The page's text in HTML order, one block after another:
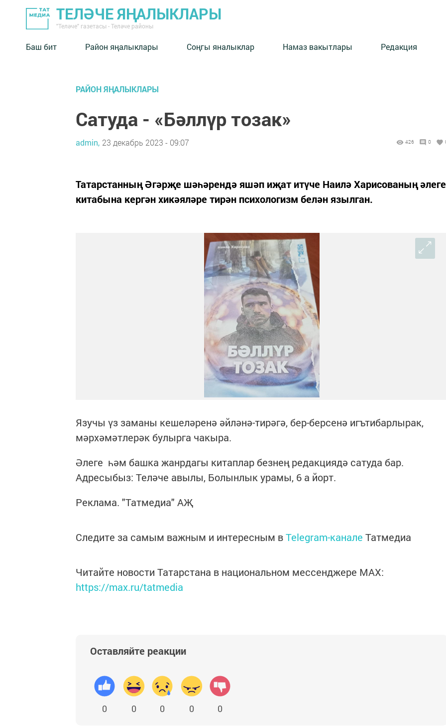
ТЕЛӘЧЕ ЯҢАЛЫКЛАРЫ
"Теләче" газетасы - Теләче районы
Баш бит Район яңалыклары Соңгы яналыклар Намаз вакытлары Редакция
РАЙОН ЯҢАЛЫКЛАРЫ
Сатуда - «Бәллүр тозак»
admin, 23 декабрь 2023 - 09:07 426 0
Татарстанның Әгәрҗе шәһәрендә яшәп иҗат итүче Наилә Харисованың әлеге
китабына кергән хикәяләре тирән психологизм белән язылган.
Язучы үз заманы кешеләренә әйләнә-тирәгә, бер-берсенә игътибарлырак,
мәрхәмәтлерәк булырга чакыра.
Әлеге һәм башка жанрдагы китаплар безнең редакциядә сатуда бар.
Адресыбыз: Теләче авылы, Болынлык урамы, 6 а йорт.
Реклама. "Татмедиа" АҖ
Следите за самым важным и интересным вTelegram-канале Татмедиа
Читайте новости Татарстана в национальном мессенджере MАХ:
https://max.ru/tatmedia
Оставляйте реакции
0 0 0 0 0